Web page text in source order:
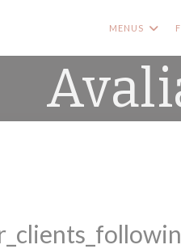
MENUS